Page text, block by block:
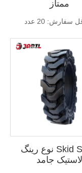
ممتاز
سفارش: 20 عدد
نوع رینگ Skid Steer
لاستیک جامد